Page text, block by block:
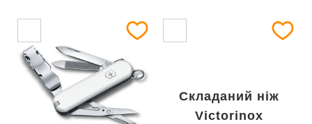
Складаний ніж
Victorinox